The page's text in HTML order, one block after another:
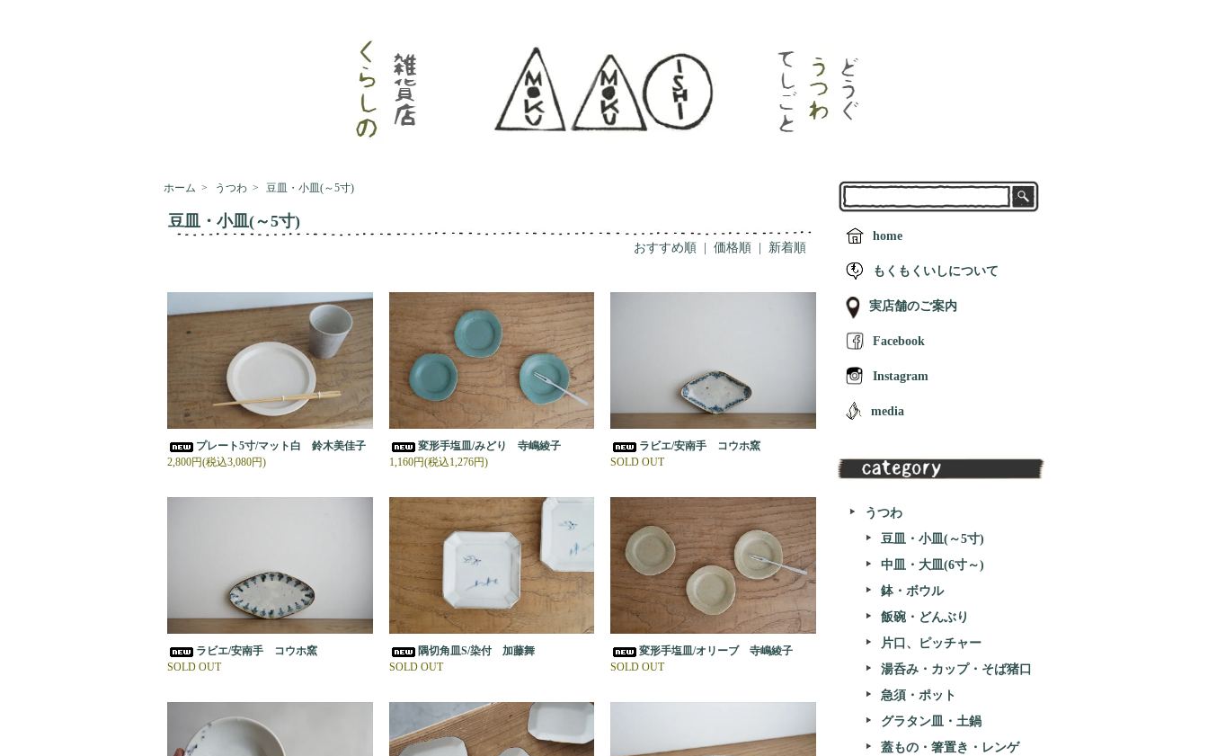
ホーム > うつわ > 豆皿・小皿(～5寸)
豆皿・小皿(～5寸)
おすすめ順 価格順 | 新着順
プレート5寸/マット白 鈴木美佳子
2,800円(税込3,080円)
変形手塩皿/みどり 寺嶋綾子
1,160円(税込1,276円)
ラビエ/安南手 コウホ窯
SOLD OUT
ラビエ/安南手 コウホ窯
SOLD OUT
隅切角皿S/染付 加藤舞
SOLD OUT
変形手塩皿/オリーブ 寺嶋綾子
SOLD OUT
home
もくもくいしについて
実店舗のご案内
Facebook
Instagram
media
うつわ
豆皿・小皿(～5寸)
中皿・大皿(6寸～)
鉢・ボウル
飯碗・どんぶり
片口、ピッチャー
湯呑み・カップ・そば猪口
急須・ポット
グラタン皿・土鍋
蓋もの・箸置き・レンゲ